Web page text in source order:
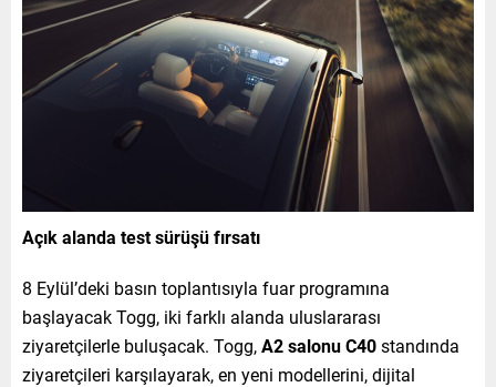
Açık alanda test sürüşü fırsatı
8 Eylül’deki basın toplantısıyla fuar programına
başlayacak Togg, iki farklı alanda uluslararası
ziyaretçilerle buluşacak. Togg,A2 salonu C40standında
ziyaretçileri karşılayarak, en yeni modellerini, dijital